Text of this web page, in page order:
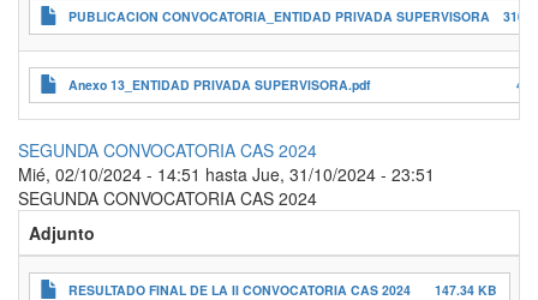
PUBLICACION CONVOCATORIA_ENTIDAD PRIVADA SUPERVISORA
Anexo 13_ENTIDAD PRIVADA SUPERVISORA.pdf
SEGUNDA CONVOCATORIA CAS 2024
Mié, 02/10/2024 - 14:51 hasta Jue, 31/10/2024 - 23:51
SEGUNDA CONVOCATORIA CAS 2024
Adjunto
RESULTADO FINAL DE LA II CONVOCATORIA CAS 2024 147.34 KB